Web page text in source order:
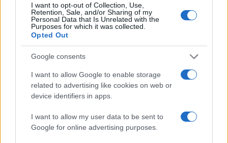
I want to opt-out of Collection, Use,
Retention, Sale, and/or Sharing of my
Personal Data that Is Unrelated with the
Purposes for which it was collected.
Opted Out
Google consents
I want to allow Google to enable storage
related to advertising like cookies on web or
device identifiers in apps.
I want to allow my user data to be sent to
Google for online advertising purposes.